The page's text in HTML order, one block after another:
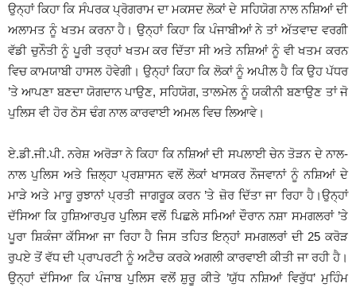
ਉਨ੍ਹਾਂ ਕਿਹਾ ਕਿ ਸੰਪਰਕ ਪ੍ਰੋਗਰਾਮ ਦਾ ਮਕਸਦ ਲੋਕਾਂ ਦੇ ਸਹਿਯੋਗ ਨਾਲ ਨਸ਼ਿਆਂ ਦੀ
ਅਲਾਮਤ ਨੂੰ ਖਤਮ ਕਰਨਾ ਹੈ। ਉਨ੍ਹਾਂ ਕਿਹਾ ਕਿ ਪੰਜਾਬੀਆਂ ਨੇ ਤਾਂ ਅੱਤਵਾਦ ਵਰਗੀ
ਵੱਡੀ ਚੁਨੌਤੀ ਨੂੰ ਪੂਰੀ ਤਰ੍ਹਾਂ ਖਤਮ ਕਰ ਦਿੱਤਾ ਸੀ ਅਤੇ ਨਸ਼ਿਆਂ ਨੂੰ ਵੀ ਖਤਮ ਕਰਨ
ਵਿਚ ਕਾਮਯਾਬੀ ਹਾਸਲ ਹੋਵੇਗੀ। ਉਨ੍ਹਾਂ ਕਿਹਾ ਕਿ ਲੋਕਾਂ ਨੂੰ ਅਪੀਲ ਹੈ ਕਿ ਉਹ ਪੱਧਰ
’ਤੇ ਆਪਣਾ ਬਣਦਾ ਯੋਗਦਾਨ ਪਾਉਣ, ਸਹਿਯੋਗ, ਤਾਲਮੇਲ ਨੂੰ ਯਕੀਨੀ ਬਣਾਉਣ ਤਾਂ ਜੋ
ਪੁਲਿਸ ਵੀ ਹੋਰ ਠੋਸ ਢੰਗ ਨਾਲ ਕਾਰਵਾਈ ਅਮਲ ਵਿਚ ਲਿਆਵੇ।
ਏ.ਡੀ.ਜੀ.ਪੀ. ਨਰੇਸ਼ ਅਰੋੜਾ ਨੇ ਕਿਹਾ ਕਿ ਨਸ਼ਿਆਂ ਦੀ ਸਪਲਾਈ ਚੇਨ ਤੋੜਨ ਦੇ ਨਾਲ-
ਨਾਲ ਪੁਲਿਸ ਅਤੇ ਜ਼ਿਲ੍ਹਾ ਪ੍ਰਸ਼ਾਸਨ ਵਲੋਂ ਲੋਕਾਂ ਖਾਸਕਰ ਨੌਜਵਾਨਾਂ ਨੂੰ ਨਸ਼ਿਆਂ ਦੇ
ਮਾੜੇ ਅਤੇ ਮਾਰੂ ਰੁਝਾਨਾਂ ਪ੍ਰਤੀ ਜਾਗਰੂਕ ਕਰਨ ’ਤੇ ਜ਼ੋਰ ਦਿੱਤਾ ਜਾ ਰਿਹਾ ਹੈ।ਉਨ੍ਹਾਂ
ਦੱਸਿਆ ਕਿ ਹੁਸ਼ਿਆਰਪੁਰ ਪੁਲਿਸ ਵਲੋਂ ਪਿਛਲੇ ਸਮਿਆਂ ਦੌਰਾਨ ਨਸ਼ਾ ਸਮਗਲਰਾਂ ’ਤੇ
ਪੂਰਾ ਸ਼ਿਕੰਜਾ ਕੱਸਿਆ ਜਾ ਰਿਹਾ ਹੈ ਜਿਸ ਤਹਿਤ ਇਨ੍ਹਾਂ ਸਮਗਲਰਾਂ ਦੀ 25 ਕਰੋੜ
ਰੁਪਏ ਤੋਂ ਵੱਧ ਦੀ ਪ੍ਰਾਪਰਟੀ ਨੂੰ ਅਟੈਚ ਕਰਕੇ ਅਗਲੀ ਕਾਰਵਾਈ ਕੀਤੀ ਜਾ ਰਹੀ ਹੈ।
ਉਨ੍ਹਾਂ ਦੱਸਿਆ ਕਿ ਪੰਜਾਬ ਪੁਲਿਸ ਵਲੋਂ ਸ਼ੁਰੂ ਕੀਤੇ ’ਯੁੱਧ ਨਸ਼ਿਆਂ ਵਿਰੁੱਧ’ ਮੁਹਿੰਮ